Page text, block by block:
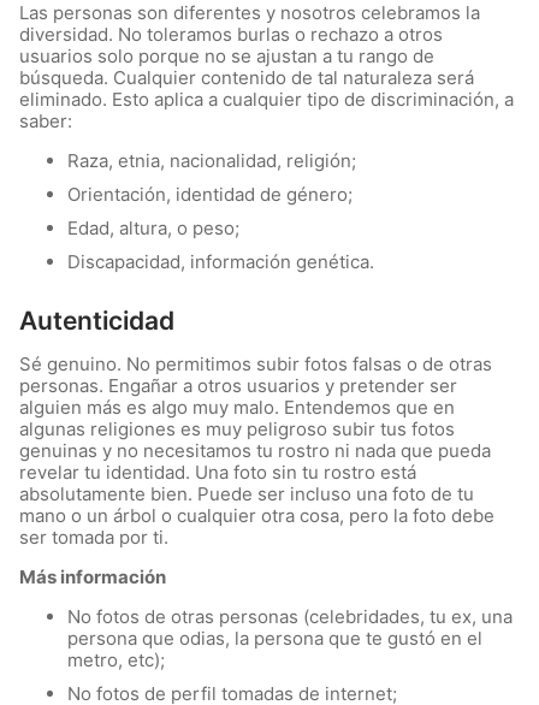
Las personas son diferentes y nosotros celebramos la
diversidad. No toleramos burlas o rechazo a otros
usuarios solo porque no se ajustan a tu rango de
búsqueda. Cualquier contenido de tal naturaleza será
eliminado. Esto aplica a cualquier tipo de discriminación, a
saber:
Raza, etnia, nacionalidad, religión;
Orientación, identidad de género;
Edad, altura, o peso;
Discapacidad, información genética.
Autenticidad
Sé genuino. No permitimos subir fotos falsas o de otras
personas. Engañar a otros usuarios y pretender ser
alguien más es algo muy malo. Entendemos que en
algunas religiones es muy peligroso subir tus fotos
genuinas y no necesitamos tu rostro ni nada que pueda
revelar tu identidad. Una foto sin tu rostro está
absolutamente bien. Puede ser incluso una foto de tu
mano o un árbol o cualquier otra cosa, pero la foto debe
ser tomada por ti.
Más información
No fotos de otras personas (celebridades, tu ex, una
persona que odias, la persona que te gustó en el
metro, etc);
No fotos de perfil tomadas de internet;